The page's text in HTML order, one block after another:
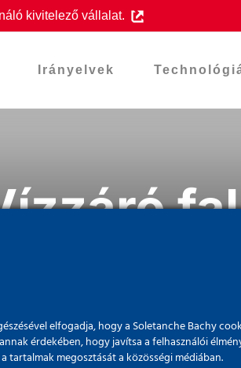
kivitelező vállalat.
Irányelvek
elfogadja, hogy a Soletanche Bachy
érdekében, hogy javítsa a felhasználói
tartalmak megosztását a közösségi médiában.